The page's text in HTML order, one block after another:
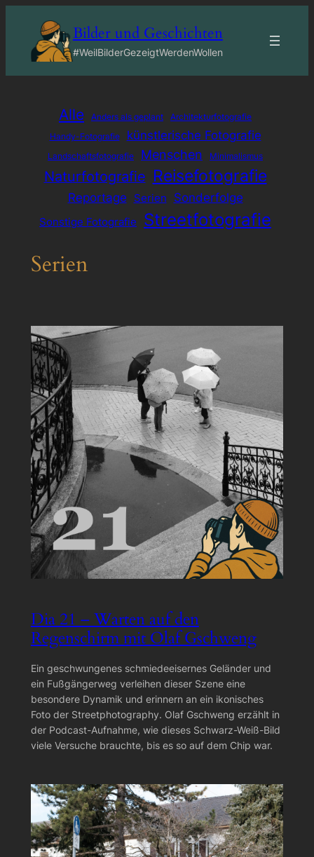
springen
Bilder und Geschichten
#WeilBilderGezeigtWerdenWollen
Alle Anders als geplant
Architekturfotografie
Handy-Fotografie
künstlerische Fotografie
Landschaftsfotografie Menschen Minimalismus
Naturfotografie Reisefotografie
Reportage Serien Sonderfolge
Sonstige Fotografie Streetfotografie
Serien
Dia 21 – Warten auf den
Regenschirm mit Olaf Gschweng
Ein geschwungenes schmiedeeisernes Geländer und
ein Fußgängerweg verleihen dieser Szene eine
besondere Dynamik und erinnern an ein ikonisches
Foto der Streetphotography. Olaf Gschweng erzählt in
der Podcast-Aufnahme, wie dieses Schwarz-Weiß-Bild
viele Versuche brauchte, bis es so auf dem Chip war.